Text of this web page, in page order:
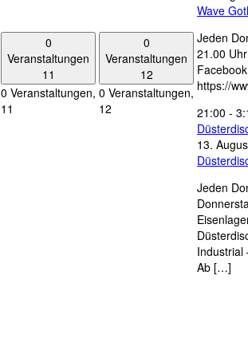
0
Veranstaltungen
11
0 Veranstaltungen,
11
0
Veranstaltungen
12
0 Veranstaltungen,
12
Wave
Jeden
21.00
https://
21:00 -
13.
Jeden
Industrial
Ab […]